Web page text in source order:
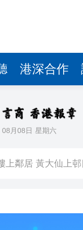
港深合作
月08日 星期六
上鄰居 黃大仙上
危險邊界」